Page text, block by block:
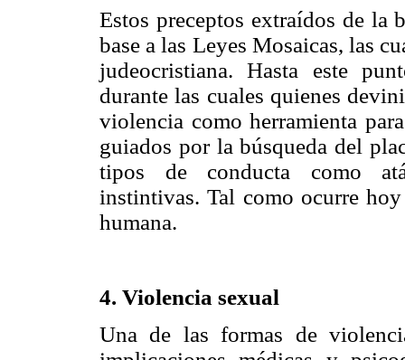
Estos preceptos extraídos de la
base a las Leyes Mosaicas, las
judeocristiana. Hasta este
durante las cuales quienes
violencia como herramienta
guiados por la búsqueda del
tipos de conducta como
instintivas. Tal como ocurre
humana.
4. Violencia sexual
Una de las formas de